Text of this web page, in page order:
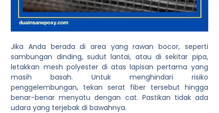
Jika Anda berada di area yang rawan bocor, seperti
sambungan dinding, sudut lantai, atau di sekitar pipa,
letakkan mesh polyester di atas lapisan pertama yang
masih basah. Untuk menghindari risiko
penggelembungan, tekan serat fiber tersebut hingga
benar-benar menyatu dengan cat. Pastikan tidak ada
udara yang terjebak di bawahnya.